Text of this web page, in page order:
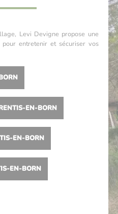
Levi Devigne propose une
entretenir et sécuriser vos
EN-BORN
EN-BORN
EN-BORN